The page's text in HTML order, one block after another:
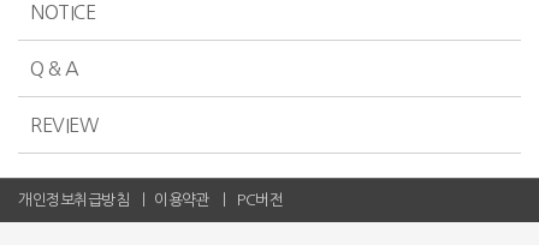
NOTICE
Q & A
REVIEW
개인정보취급방침 이용약관 PC버전